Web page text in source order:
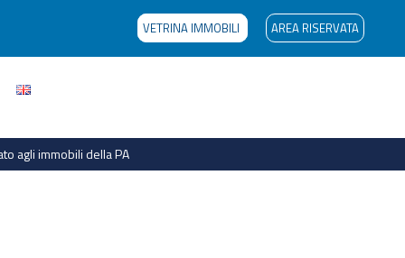
VETRINA IMMOBILI AREA RISERVATA
agli immobili della PA